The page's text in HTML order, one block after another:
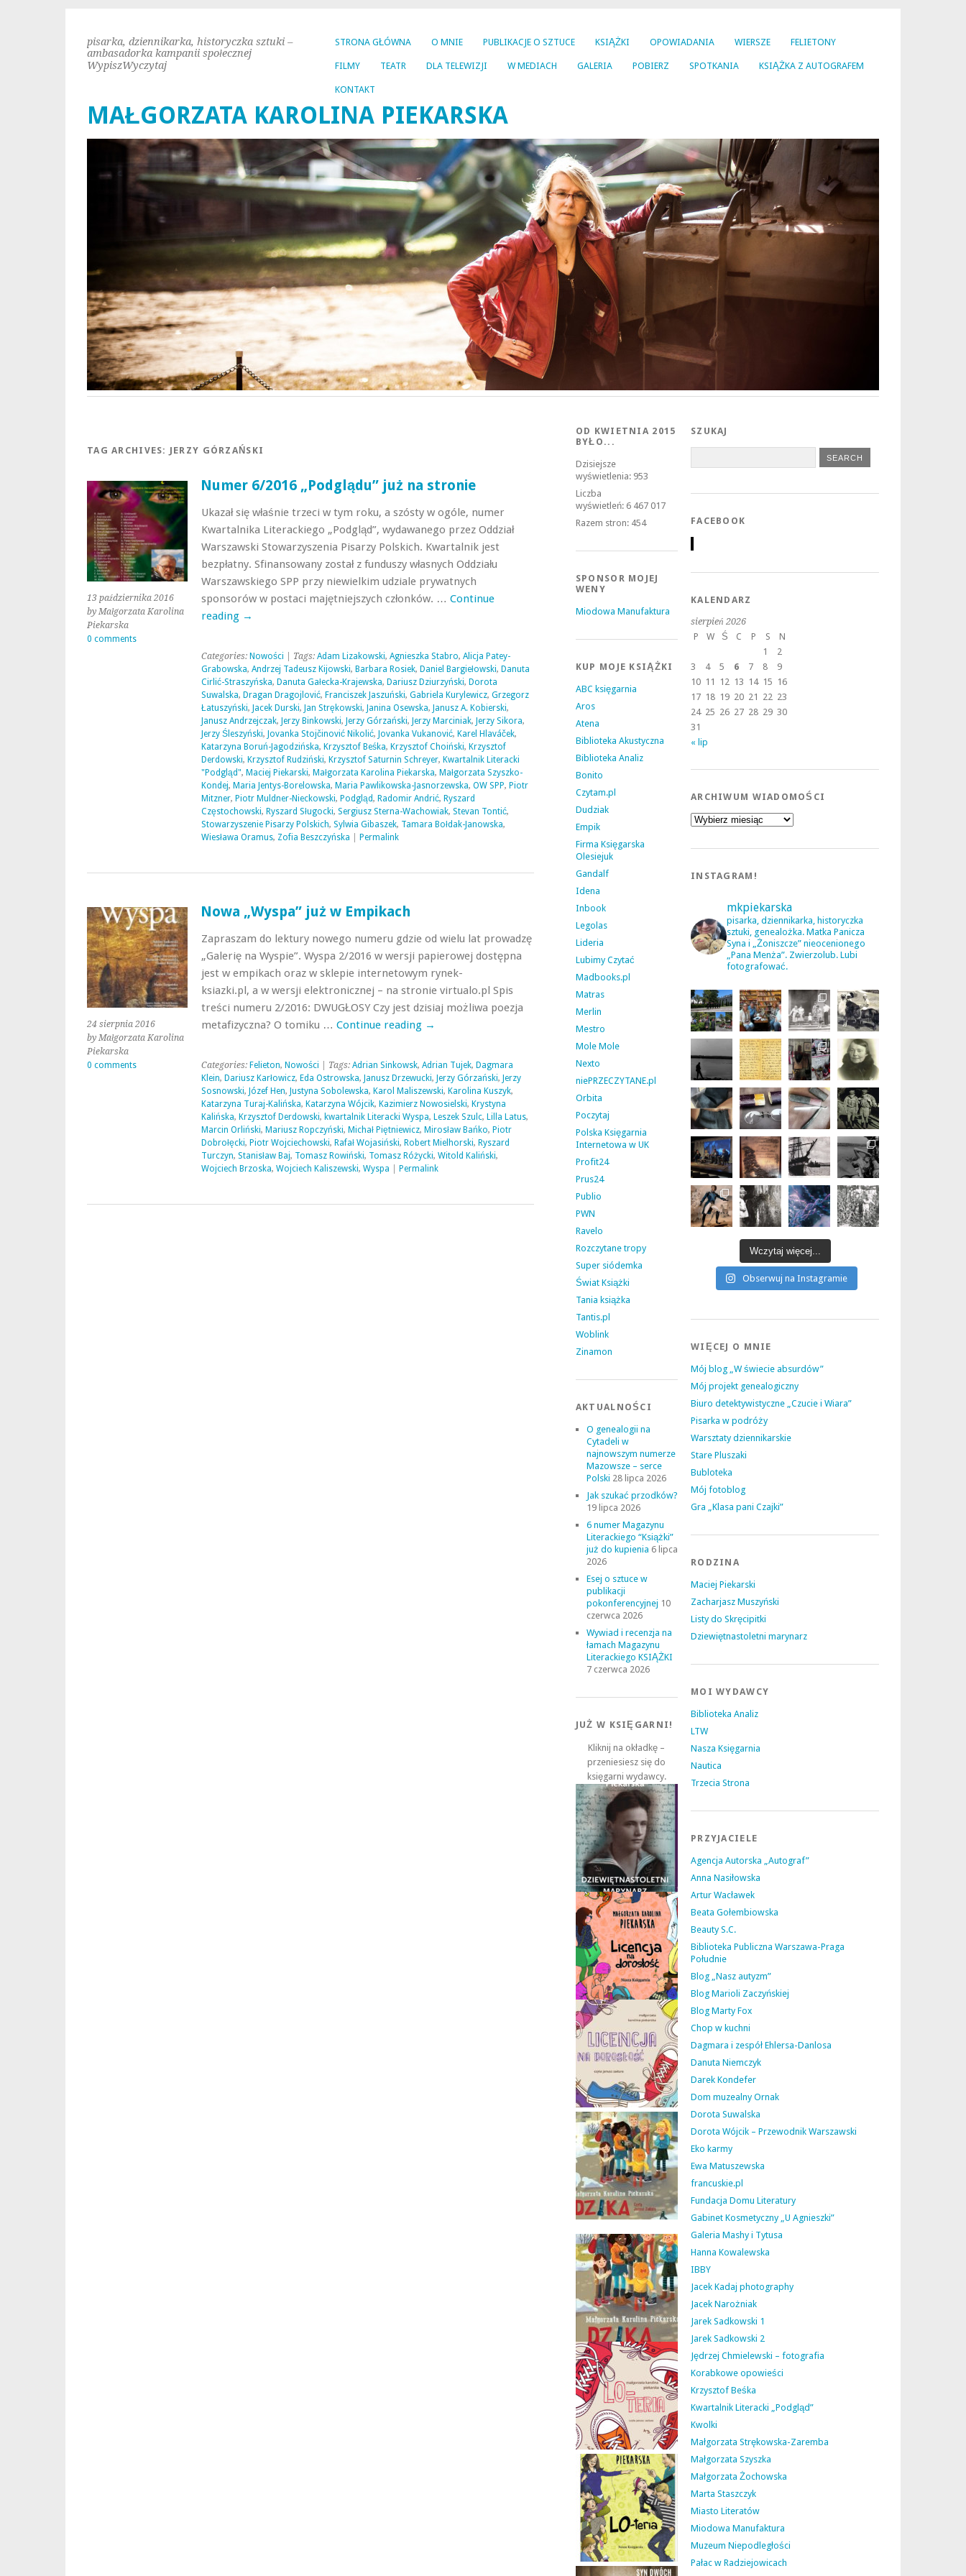
STRONA GŁÓWNA O MNIE PUBLIKACJE O SZTUCE KSIĄŻKI OPOWIADANIA WIERSZE FELIETONY
FILMY TEATR DLA TELEWIZJI W MEDIACH GALERIA POBIERZ SPOTKANIA KSIĄŻKA Z AUTOGRAFEM
KONTAKT
MAŁGORZATA KAROLINA PIEKARSKA
pisarka, dziennikarka, historyczka sztuki –
ambasadorka kampanii społecznej
WypiszWyczytaj
TAG ARCHIVES: JERZY GÓRZAŃSKI
13 października 2016
by Małgorzata Karolina
Piekarska
0 comments
Numer 6/2016 „Podglądu” już na stronie
Ukazał się właśnie trzeci w tym roku, a szósty w ogóle, numer
Kwartalnika Literackiego „Podgląd”, wydawanego przez Oddział
Warszawski Stowarzyszenia Pisarzy Polskich. Kwartalnik jest
bezpłatny. Sfinansowany został z funduszy własnych Oddziału
Warszawskiego SPP przy niewielkim udziale prywatnych
sponsorów w postaci majętniejszych członków. … Continue
reading →
Categories: Nowości | Tags: Adam Lizakowski, Agnieszka Stabro, Alicja Patey-
Grabowska, Andrzej Tadeusz Kijowski, Barbara Rosiek, Daniel Bargiełowski, Danuta
Cirlić-Straszyńska, Danuta Gałecka-Krajewska, Dariusz Dziurzyński, Dorota
Suwalska, Dragan Dragojlović, Franciszek Jaszuński, Gabriela Kurylewicz, Grzegorz
Łatuszyński, Jacek Durski, Jan Strękowski, Janina Osewska, Janusz A. Kobierski,
Janusz Andrzejczak, Jerzy Binkowski, Jerzy Górzański, Jerzy Marciniak, Jerzy Sikora,
Jerzy Śleszyński, Jovanka Stojčinović Nikolić, Jovanka Vukanović, Karel Hlaváček,
Katarzyna Boruń-Jagodzińska, Krzysztof Beśka, Krzysztof Choiński, Krzysztof
Derdowski, Krzysztof Rudziński, Krzysztof Saturnin Schreyer, Kwartalnik Literacki
"Podgląd", Maciej Piekarski, Małgorzata Karolina Piekarska, Małgorzata Szyszko-
Kondej, Maria Jentys-Borelowska, Maria Pawlikowska-Jasnorzewska, OW SPP, Piotr
Mitzner, Piotr Muldner-Nieckowski, Podgląd, Radomir Andrić, Ryszard
Częstochowski, Ryszard Sługocki, Sergiusz Sterna-Wachowiak, Stevan Tontić,
Stowarzyszenie Pisarzy Polskich, Sylwia Gibaszek, Tamara Bołdak-Janowska,
Wiesława Oramus, Zofia Beszczyńska Permalink
24 sierpnia 2016
by Małgorzata Karolina
Piekarska
0 comments
Nowa „Wyspa” już w Empikach
Zapraszam do lektury nowego numeru gdzie od wielu lat prowadzę
„Galerię na Wyspie”. Wyspa 2/2016 w wersji papierowej dostępna
jest w empikach oraz w sklepie internetowym rynek-
ksiazki.pl, a w wersji elektronicznej – na stronie virtualo.pl Spis
treści numeru 2/2016: DWUGŁOSY Czy jest dzisiaj możliwa poezja
metafizyczna? O tomiku … Continue reading →
Categories: Felieton, Nowości | Tags: Adrian Sinkowsk, Adrian Tujek, Dagmara
Klein, Dariusz Karłowicz, Eda Ostrowska, Janusz Drzewucki, Jerzy Górzański, Jerzy
Sosnowski, Józef Hen, Justyna Sobolewska, Karol Maliszewski, Karolina Kuszyk,
Katarzyna Turaj-Kalińska, Katarzyna Wójcik, Kazimierz Nowosielski, Krystyna
Kalińska, Krzysztof Derdowski, kwartalnik Literacki Wyspa, Leszek Szulc, Lilla Latus,
Marcin Orliński, Mariusz Ropczyński, Michał Piętniewicz, Mirosław Bańko, Piotr
Dobrołęcki, Piotr Wojciechowski, Rafał Wojasiński, Robert Mielhorski, Ryszard
Turczyn, Stanisław Baj, Tomasz Rowiński, Tomasz Różycki, Witold Kaliński,
Wojciech Brzoska, Wojciech Kaliszewski, Wyspa Permalink
OD KWIETNIA 2015
BYŁO...
Dzisiejsze
wyświetlenia: 953
Liczba
wyświetleń: 6 467 017
Razem stron: 454
SPONSOR MOJEJ
WENY
Miodowa Manufaktura
KUP MOJE KSIĄŻKI
ABC księgarnia
Aros
Atena
Biblioteka Akustyczna
Biblioteka Analiz
Bonito
Czytam.pl
Dudziak
Empik
Firma Księgarska
Olesiejuk
Gandalf
Idena
Inbook
Legolas
Lideria
Lubimy Czytać
Madbooks.pl
Matras
Merlin
Mestro
Mole Mole
Nexto
niePRZECZYTANE.pl
Orbita
Poczytaj
Polska Księgarnia
Internetowa w UK
Profit24
Prus24
Publio
PWN
Ravelo
Rozczytane tropy
Super siódemka
Świat Książki
Tania książka
Tantis.pl
Woblink
Zinamon
AKTUALNOŚCI
O genealogii na
Cytadeli w
najnowszym numerze
Mazowsze – serce
Polski 28 lipca 2026
Jak szukać przodków?
19 lipca 2026
6 numer Magazynu
Literackiego “Książki”
już do kupienia 6 lipca
2026
Esej o sztuce w
publikacji
pokonferencyjnej 10
czerwca 2026
Wywiad i recenzja na
łamach Magazynu
Literackiego KSIĄŻKI
7 czerwca 2026
JUŻ W KSIĘGARNI!
Kliknij na okładkę –
przeniesiesz się do
księgarni wydawcy.
SZUKAJ
FACEBOOK
KALENDARZ
sierpień 2026
P
W Ś C P S
N
1
2
3
4 5 6 7 8
9
10 11 12 13 14 15 16
17 18 19 20 21 22 23
24 25 26 27 28 29 30
31
« lip
ARCHIWUM WIADOMOŚCI
Archiwum
wiadomości
INSTAGRAM!
mkpiekarska
pisarka, dziennikarka, historyczka
sztuki, genealożka. Matka Panicza
Syna i „Żoniszcze” nieocenionego
„Pana Menża”. Zwierzolub. Lubi
fotografować.
Wczytaj więcej...
Obserwuj na Instagramie
WIĘCEJ O MNIE
Mój blog „W świecie absurdów”
Mój projekt genealogiczny
Biuro detektywistyczne „Czucie i Wiara”
Pisarka w podróży
Warsztaty dziennikarskie
Stare Pluszaki
Bubloteka
Mój fotoblog
Gra „Klasa pani Czajki”
RODZINA
Maciej Piekarski
Zacharjasz Muszyński
Listy do Skręcipitki
Dziewiętnastoletni marynarz
MOI WYDAWCY
Biblioteka Analiz
LTW
Nasza Księgarnia
Nautica
Trzecia Strona
PRZYJACIELE
Agencja Autorska „Autograf”
Anna Nasiłowska
Artur Wacławek
Beata Gołembiowska
Beauty S.C.
Biblioteka Publiczna Warszawa-Praga
Południe
Blog „Nasz autyzm”
Blog Marioli Zaczyńskiej
Blog Marty Fox
Chop w kuchni
Dagmara i zespół Ehlersa-Danlosa
Danuta Niemczyk
Darek Kondefer
Dom muzealny Ornak
Dorota Suwalska
Dorota Wójcik – Przewodnik Warszawski
Eko karmy
Ewa Matuszewska
francuskie.pl
Fundacja Domu Literatury
Gabinet Kosmetyczny „U Agnieszki”
Galeria Mashy i Tytusa
Hanna Kowalewska
IBBY
Jacek Kadaj photography
Jacek Narożniak
Jarek Sadkowski 1
Jarek Sadkowski 2
Jędrzej Chmielewski – fotografia
Korabkowe opowieści
Krzysztof Beśka
Kwartalnik Literacki „Podgląd”
Kwolki
Małgorzata Strękowska-Zaremba
Małgorzata Szyszka
Małgorzata Żochowska
Marta Staszczyk
Miasto Literatów
Miodowa Manufaktura
Muzeum Niepodległości
Pałac w Radziejowicach